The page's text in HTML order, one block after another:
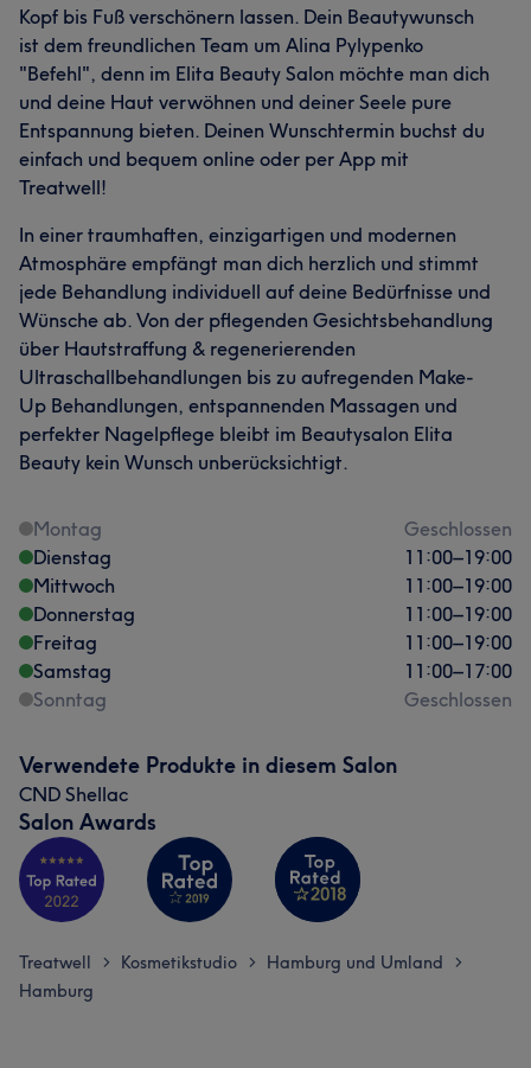
Kopf bis Fuß verschönern lassen. Dein Beautywunsch
ist dem freundlichen Team um Alina Pylypenko
"Befehl", denn im Elita Beauty Salon möchte man dich
und deine Haut verwöhnen und deiner Seele pure
Entspannung bieten. Deinen Wunschtermin buchst du
einfach und bequem online oder per App mit
Treatwell!
In einer traumhaften, einzigartigen und modernen
Atmosphäre empfängt man dich herzlich und stimmt
jede Behandlung individuell auf deine Bedürfnisse und
Wünsche ab. Von der pflegenden Gesichtsbehandlung
über Hautstraffung & regenerierenden
Ultraschallbehandlungen bis zu aufregenden Make-
Up Behandlungen, entspannenden Massagen und
perfekter Nagelpflege bleibt im Beautysalon Elita
Beauty kein Wunsch unberücksichtigt.
Montag
Geschlossen
Dienstag
11:00–19:00
Mittwoch
11:00–19:00
Donnerstag
11:00–19:00
Freitag
11:00–19:00
Samstag
11:00–17:00
Sonntag
Geschlossen
Verwendete Produkte in diesem Salon
CND Shellac
Salon Awards
Treatwell > Kosmetikstudio > Hamburg und Umland >
Hamburg